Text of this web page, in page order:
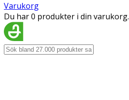
Varukorg
Du har 0 produkter i din varukorg.